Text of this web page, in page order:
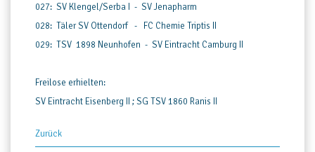
027: SV Klengel/Serba I - SV Jenapharm
028: Täler SV Ottendorf - FC Chemie Triptis II
029: TSV 1898 Neunhofen - SV Eintracht Camburg II
Freilose erhielten:
SV Eintracht Eisenberg II ; SG TSV 1860 Ranis II
Zurück